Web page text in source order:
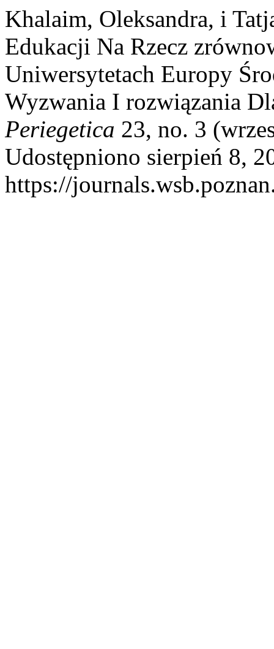
Khalaim, Oleksandra, i
Edukacji Na Rzecz
Uniwersytetach Europy
Wyzwania I rozwiązania
Periegetica 23, no. 3
Udostępniono sierpień 8,
https://